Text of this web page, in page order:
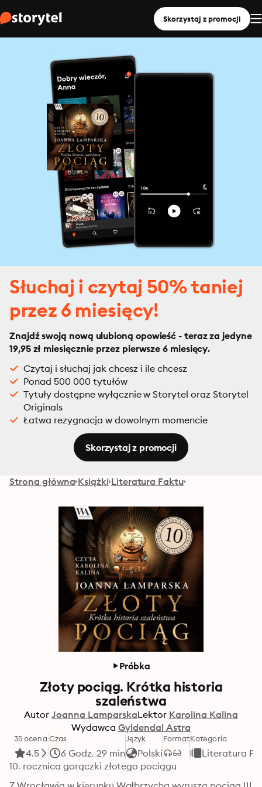
Skorzystaj z promocji
Słuchaj i czytaj 50% taniej
przez 6 miesięcy!
Znajdź swoją nową ulubioną opowieść - teraz za jedyne
19,95 zł miesięcznie przez pierwsze 6 miesięcy.
Czytaj i słuchaj jak chcesz i ile chcesz
Ponad 500 000 tytułów
Tytuły dostępne wyłącznie w Storytel oraz Storytel
Originals
Łatwa rezygnacja w dowolnym momencie
Skorzystaj z promocji
Strona główna Książki Literatura Faktu
Próbka
Złoty pociąg. Krótka historia
szaleństwa
Autor Joanna LamparskaLektor Karolina Kalina
Wydawca Gyldendal Astra
35 ocena
4.5
Czas
6 Godz. 29 min
Język
Polski
FormatKategoria
Literatura
10. rocznica gorączki złotego pociągu